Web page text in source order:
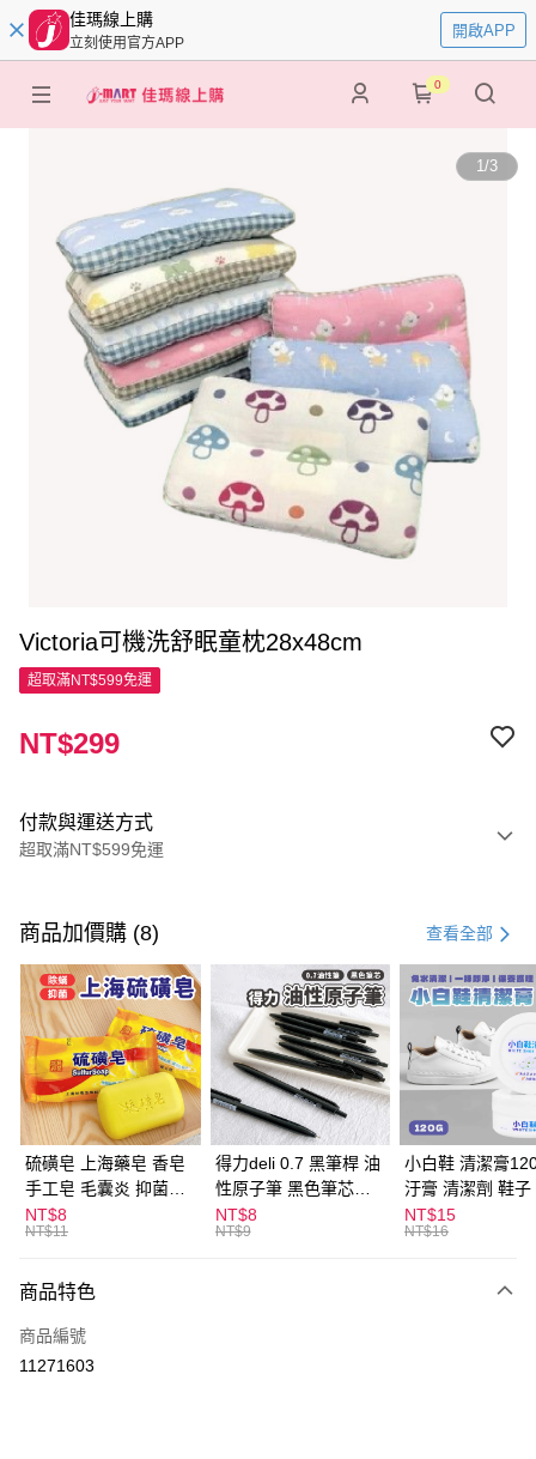
佳瑪線上購
立刻使用官方APP
開啟APP
0
1/3
Victoria可機洗舒眠童枕28x48cm
超取滿NT$599免運
NT$299
付款與運送方式
超取滿NT$599免運
信用卡一次付款
超商取貨付款
LINE Pay
Apple Pay
街口支付
悠遊付
ATM付款
全家取貨付款
每筆NT$60，滿NT$599(含以上)免運費
付款後全家取貨
商品加價購 (8) 查看全部
硫磺皂 上海藥皂 香皂
手工皂 毛囊炎 抑菌除
蟎 清潔護膚 去油去痘
寵物皮膚病 狗狗貓咪
NT$8
NT$11
得力deli 0.7 黑筆桿 油
性原子筆 黑色筆芯
S304
NT$8
NT$9
小白鞋 清潔膏
汙膏 清潔劑 鞋子
漬 白皮鞋 鞋油
NT$15
NT$16
商品特色
商品編號
11271603